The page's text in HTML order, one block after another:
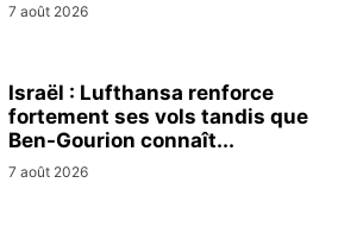
7 août 2026
Israël : Lufthansa renforce
fortement ses vols tandis que
Ben-Gourion connaît...
7 août 2026